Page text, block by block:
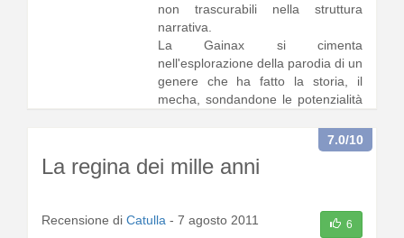
non trascurabili nella struttura
narrativa.
La Gainax si cimenta
nell'esplorazione della parodia di un
genere che ha fatto la storia, il
mecha, sondandone le potenzialità
La regina dei mille anni
7.0/10
Recensione di Catulla - 7 agosto 2011 6